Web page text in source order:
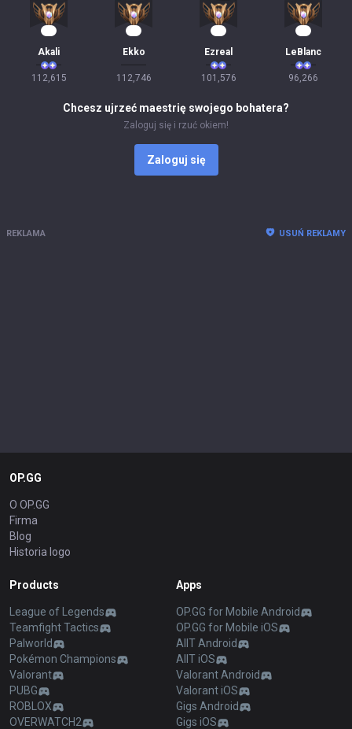
Akali
112,615
Ekko
112,746
Ezreal
101,576
LeBlanc
96,266
Chcesz ujrzeć maestrię swojego bohatera?
Zaloguj się i rzuć okiem!
Zaloguj się
REKLAMA USUŃ REKLAMY
OP.GG
O OP.GG
Firma
Blog
Historia logo
Products
League of Legends
Teamfight Tactics
Palworld
Pokémon Champions
Valorant
PUBG
ROBLOX
OVERWATCH2
Apps
OP.GG for Mobile Android
OP.GG for Mobile iOS
AllT Android
AllT iOS
Valorant Android
Valorant iOS
Gigs Android
Gigs iOS